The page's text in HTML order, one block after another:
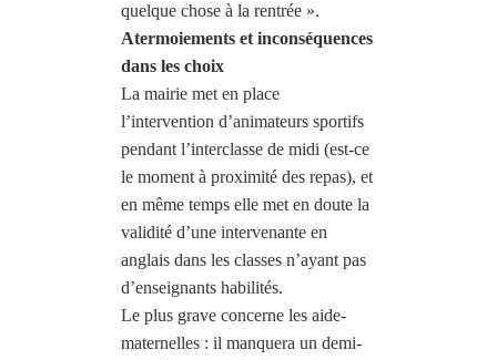
quelque chose à la rentrée ».
Atermoiements et inconséquences
dans les choix
La mairie met en place
l’intervention d’animateurs sportifs
pendant l’interclasse de midi (est-ce
le moment à proximité des repas), et
en même temps elle met en doute la
validité d’une intervenante en
anglais dans les classes n’ayant pas
d’enseignants habilités.
Le plus grave concerne les aide-
maternelles : il manquera un demi-